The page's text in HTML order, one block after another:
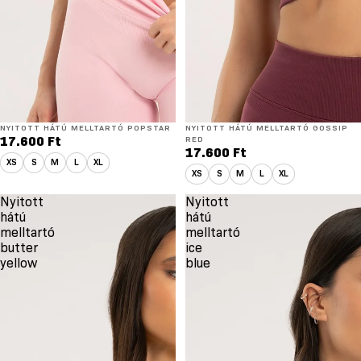
NYITOTT HÁTÚ MELLTARTÓ POPSTAR
17.600 Ft
XS S M L XL
NYITOTT HÁTÚ MELLTARTÓ GOSSIP
RED
17.600 Ft
XS S M L XL
Nyitott
hátú
melltartó
butter
yellow
Nyitott
hátú
melltartó
ice
blue